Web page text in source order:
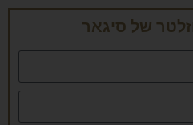
של סיגאר